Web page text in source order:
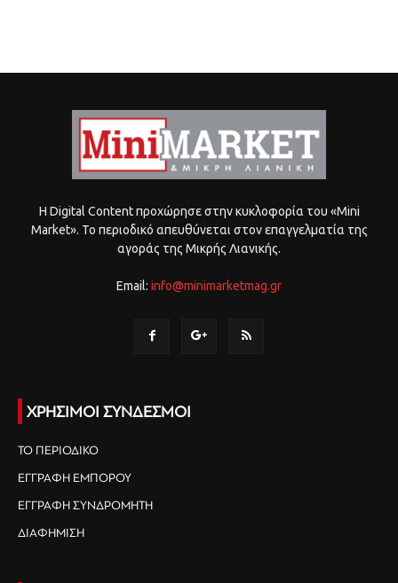
Η Digital Content προχώρησε στην κυκλοφορία του «Mini
Market». Το περιοδικό απευθύνεται στον επαγγελματία της
αγοράς της Μικρής Λιανικής.
Email: info@minimarketmag.gr
ΧΡΗΣΙΜΟΙ ΣΥΝΔΕΣΜΟΙ
ΤΟ ΠΕΡΙΟΔΙΚΟ
ΕΓΓΡΑΦΗ ΕΜΠΟΡΟΥ
ΕΓΓΡΑΦΗ ΣΥΝΔΡΟΜΗΤΗ
ΔΙΑΦΗΜΙΣΗ